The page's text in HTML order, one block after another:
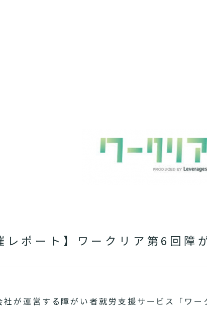
レポート】ワークリア第6回障
が運営する障がい者就労支援サービス「ワ